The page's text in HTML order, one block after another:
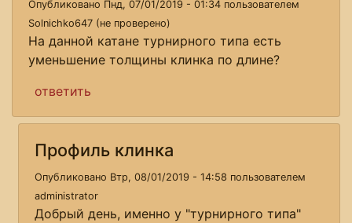
Опубликовано Пнд, 07/01/2019 - 01:34 пользователем
Solnichko647 (не проверено)
На данной катане турнирного типа есть
уменьшение толщины клинка по длине?
ответить
Профиль клинка
Опубликовано Втр, 08/01/2019 - 14:58 пользователем
administrator
Добрый день, именно у "турнирного типа"